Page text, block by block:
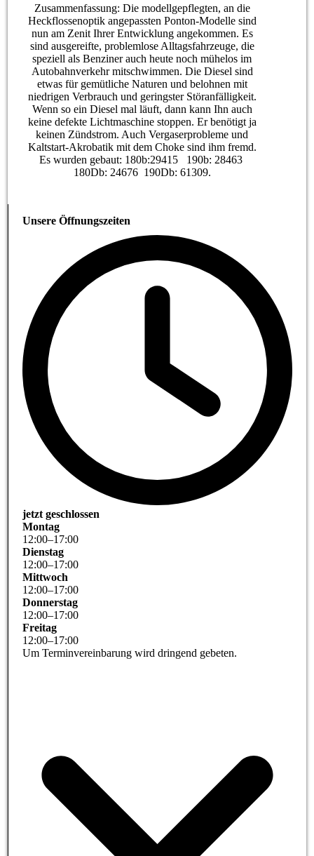
Zusammenfassung: Die modellgepflegten, an die
Heckflossenoptik angepassten Ponton-Modelle sind
nun am Zenit Ihrer Entwicklung angekommen. Es
sind ausgereifte, problemlose Alltagsfahrzeuge, die
speziell als Benziner auch heute noch mühelos im
Autobahnverkehr mitschwimmen. Die Diesel sind
etwas für gemütliche Naturen und belohnen mit
niedrigen Verbrauch und geringster Störanfälligkeit.
Wenn so ein Diesel mal läuft, dann kann Ihn auch
keine defekte Lichtmaschine stoppen. Er benötigt ja
keinen Zündstrom. Auch Vergaserprobleme und
Kaltstart-Akrobatik mit dem Choke sind ihm fremd.
Es wurden gebaut: 180b:29415 190b: 28463
180Db: 24676 190Db: 61309.
Unsere Öffnungszeiten
jetzt geschlossen
Montag
12:00–17:00
Dienstag
12:00–17:00
Mittwoch
12:00–17:00
Donnerstag
12:00–17:00
Freitag
12:00–17:00
Um Terminvereinbarung wird dringend gebeten.